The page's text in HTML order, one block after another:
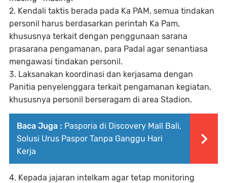
2. Kendali taktis berada pada Ka PAM, semua tindakan
personil harus berdasarkan perintah Ka Pam,
khususnya terkait dengan penggunaan sarana
prasarana pengamanan, para Padal agar senantiasa
mengawasi tindakan personil.
3. Laksanakan koordinasi dan kerjasama dengan
Panitia penyelenggara terkait pengamanan kegiatan,
khususnya personil berseragam di area Stadion.
Baca Juga : Pasporia di Discovery Mall Bali,
Solusi Urus Paspor Tanpa Ganggu Hari
Kerja
4. Kepada jajaran intelkam agar tetap monitoring